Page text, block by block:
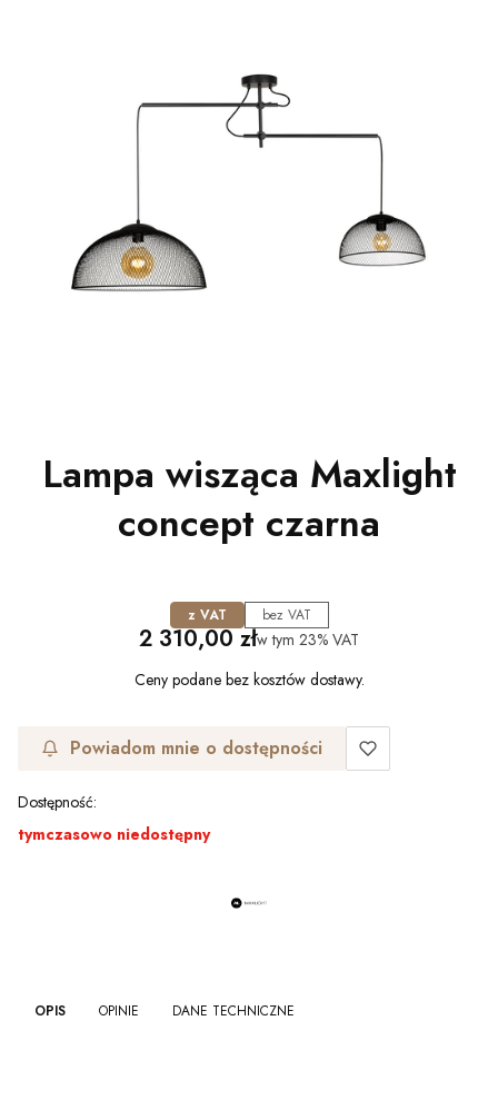
Lampa wisząca Maxlight
concept czarna
z VAT bez VAT
Cena
2 310,00 złw tym 23% VAT
Ceny podane bez kosztów dostawy.
Powiadom mnie o dostępności
Dostępność:
tymczasowo niedostępny
OPIS OPINIE DANE TECHNICZNE